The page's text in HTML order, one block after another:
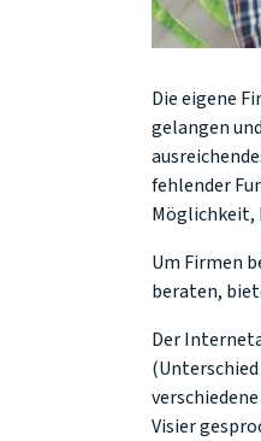
Die eigene
gelangen
fehlender
Möglichkeit,
Um Firmen
beraten,
Der
Visier